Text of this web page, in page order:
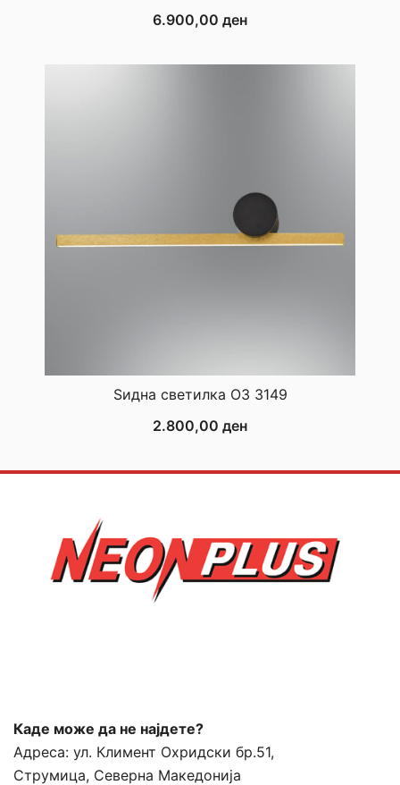
6.900,00 ден
Ѕидна светилка ОЗ 3149
2.800,00 ден
Каде може да не најдете?
Адреса: ул. Климент Охридски бр.51,
Струмица, Северна Македонија